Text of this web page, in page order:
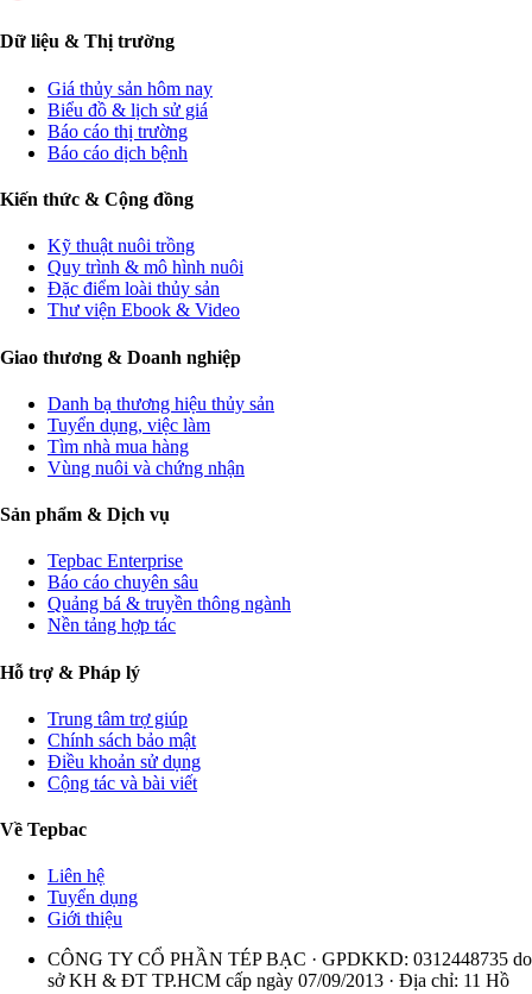
Dữ liệu & Thị trường
Giá thủy sản hôm nay
Biểu đồ & lịch sử giá
Báo cáo thị trường
Báo cáo dịch bệnh
Kiến thức & Cộng đồng
Kỹ thuật nuôi trồng
Quy trình & mô hình nuôi
Đặc điểm loài thủy sản
Thư viện Ebook & Video
Giao thương & Doanh nghiệp
Danh bạ thương hiệu thủy sản
Tuyển dụng, việc làm
Tìm nhà mua hàng
Vùng nuôi và chứng nhận
Sản phẩm & Dịch vụ
Tepbac Enterprise
Báo cáo chuyên sâu
Quảng bá & truyền thông ngành
Nền tảng hợp tác
Hỗ trợ & Pháp lý
Trung tâm trợ giúp
Chính sách bảo mật
Điều khoản sử dụng
Cộng tác và bài viết
Về Tepbac
Liên hệ
Tuyển dụng
Giới thiệu
CÔNG TY CỔ PHẦN TÉP BẠC · GPDKKD: 0312448735 do
sở KH & ĐT TP.HCM cấp ngày 07/09/2013 · Địa chỉ: 11 Hồ